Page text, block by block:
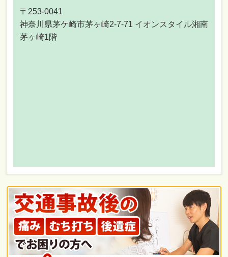
〒253-0041
神奈川県茅ケ崎市茅ヶ崎2-7-71 イオンスタイル湘南
茅ヶ崎1階